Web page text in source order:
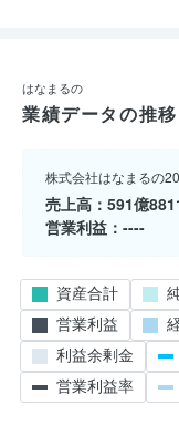
はなまるの
業績データの推移
株式会社はなまるの
売上高
591億
営業利益
----
資産合計
営業利益
利益余剰金
営業利益率